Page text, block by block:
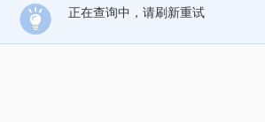
正在查询中，请刷新重试